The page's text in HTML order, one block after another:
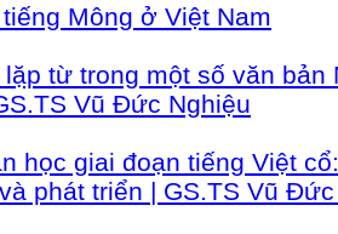
Mông ở Việt Nam
từ trong một số văn bản
Vũ Đức Nghiệu
học giai đoạn tiếng Việt
phát triển | GS.TS Vũ